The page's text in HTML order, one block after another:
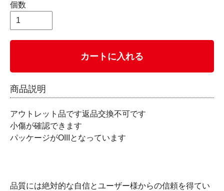
個数
カートに入れる
商品説明
アウトレット品です返品交換不可です
小傷が確認できます
パッケージがOIIIとなっています
品質には絶対的な自信とユーザー様からの信頼を得てい